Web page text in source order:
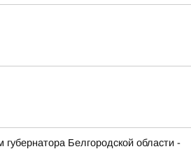
Белгородской области -